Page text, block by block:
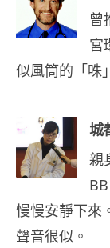
曾
宮
似風筒的「咮
城
親
慢慢安靜下來
聲音很似。